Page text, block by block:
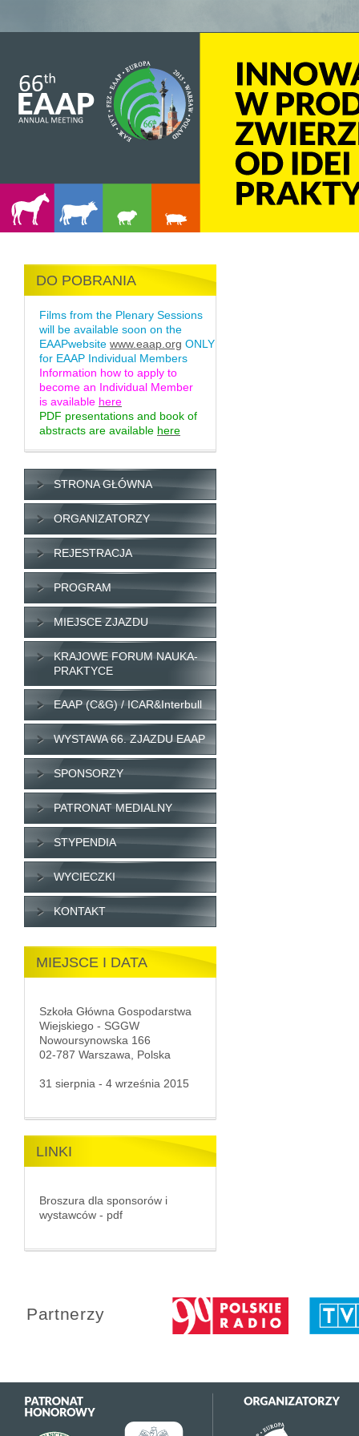
DO POBRANIA
Films from the Plenary Sessions
will be available soon on the
EAAPwebsite www.eaap.org ONLY
for EAAP Individual Members
Information how to apply to
become an Individual Member
is available here
PDF presentations and book of
abstracts are available here
STRONA GŁÓWNA
ORGANIZATORZY
REJESTRACJA
PROGRAM
MIEJSCE ZJAZDU
KRAJOWE FORUM NAUKA-
PRAKTYCE
EAAP (C&G) / ICAR&Interbull
WYSTAWA 66. ZJAZDU EAAP
SPONSORZY
PATRONAT MEDIALNY
STYPENDIA
WYCIECZKI
KONTAKT
MIEJSCE I DATA
Szkoła Główna Gospodarstwa
Wiejskiego - SGGW
Nowoursynowska 166
02-787 Warszawa, Polska
31 sierpnia - 4 września 2015
LINKI
Broszura dla sponsorów i
wystawców - pdf
Partnerzy